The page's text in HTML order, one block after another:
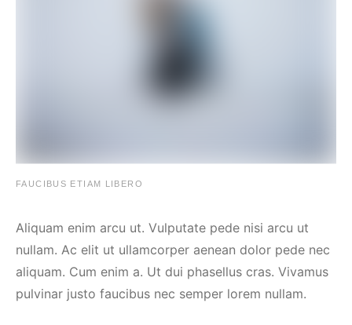
FAUCIBUS ETIAM LIBERO
Aliquam enim arcu ut. Vulputate pede nisi arcu ut
nullam. Ac elit ut ullamcorper aenean dolor pede nec
aliquam. Cum enim a. Ut dui phasellus cras. Vivamus
pulvinar justo faucibus nec semper lorem nullam.